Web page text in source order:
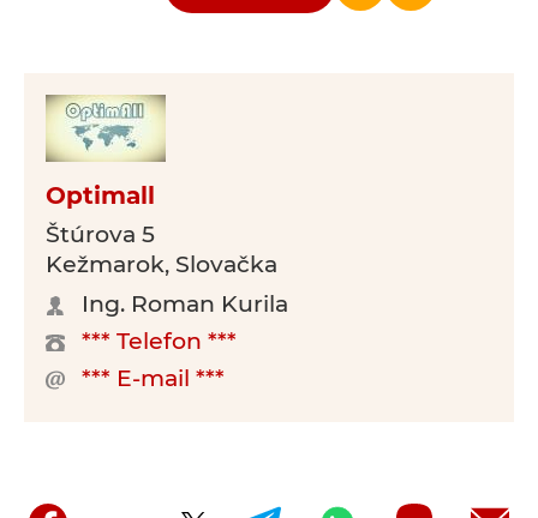
Optimall
Štúrova 5
Kežmarok, Slovačka
Ing. Roman Kurila
*** Telefon ***
*** E-mail ***